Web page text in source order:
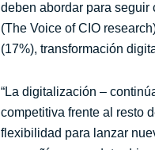
deben abordar para
(The Voice of CIO
(17%), transformación
“La digitalización –
competitiva frente al resto
flexibilidad para lanzar